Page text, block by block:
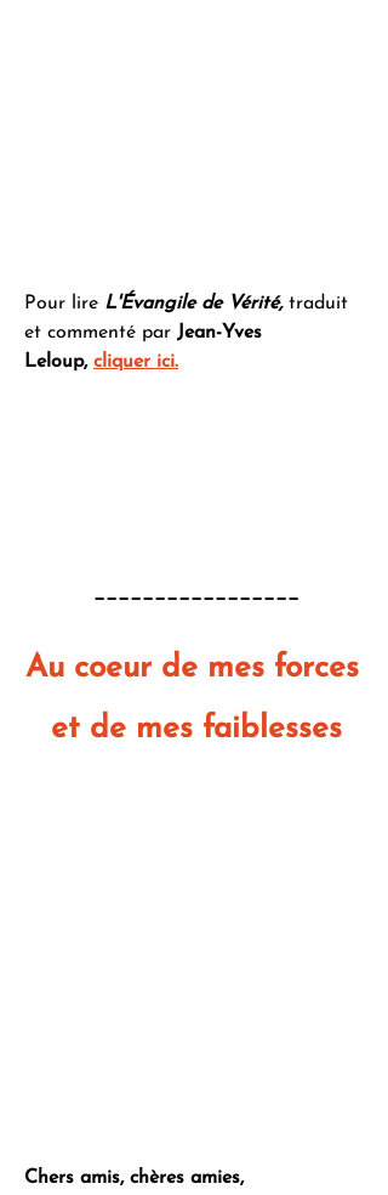
Pour lire L'Évangile de Vérité, traduit
et commenté par Jean-Yves
Leloup, cliquer ici.
_________________
Au coeur de mes forces
et de mes faiblesses
Chers amis, chères amies,